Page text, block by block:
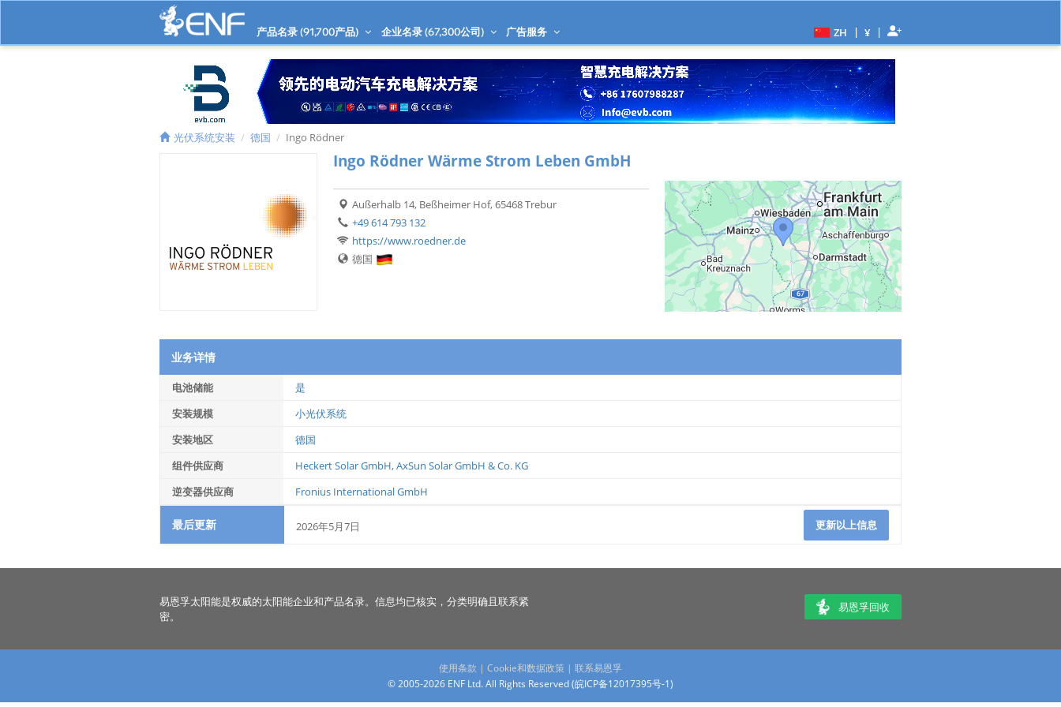
产品名录 (91,700产品) 企业名录 (67,300公司) 广告服务 ZH | ¥ |
光伏系统安装 德国 Ingo Rödner
Ingo Rödner Wärme Strom Leben GmbH
Außerhalb 14, Beßheimer Hof, 65468 Trebur
+49 614 793 132
https://www.roedner.de
德国
业务详情
电池储能
是
安装规模
小光伏系统
安装地区
德国
组件供应商
Heckert Solar GmbH,AxSun Solar GmbH & Co. KG
逆变器供应商
Fronius International GmbH
最后更新 2026年5月7日 更新以上信息
易恩孚太阳能是权威的太阳能企业和产品名录。信息均已核实，分类明确且联系紧
密。
易恩孚回收
使用条款 | Cookie和数据政策 | 联系易恩孚
© 2005-2026 ENF Ltd. All Rights Reserved (皖ICP备12017395号-1)